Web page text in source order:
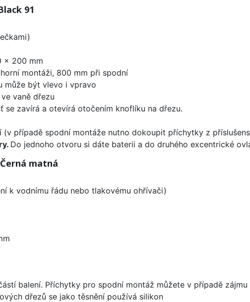
91
x 200 mm
montáži, 800 mm při spodní
může být vlevo i vpravo
vaně dřezu
se zavírá a otevírá otočením knoflíku na dřezu.
(v případě spodní montáže nutno dokoupit příchytky z
Do jednoho otvoru si dáte baterii a do druhého excentrické
matná
k vodnímu řádu nebo tlakovému ohřívači)
balení. Příchytky pro spodní montáž můžete v případě
dřezů se jako těsnění používá silikon